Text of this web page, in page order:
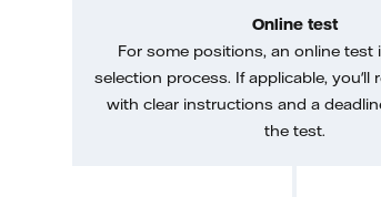
Online test
For some positions, an online test
selection process. If applicable, you'll
with clear instructions and a
the test.